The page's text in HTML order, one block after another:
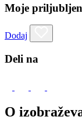
Moje
Dodaj
Deli na
O